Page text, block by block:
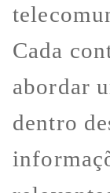
Cada
abordar
dentro